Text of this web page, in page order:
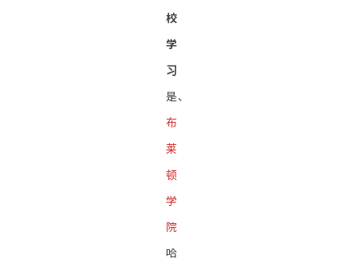
校
学
习
是、
布
莱
顿
学
院
哈